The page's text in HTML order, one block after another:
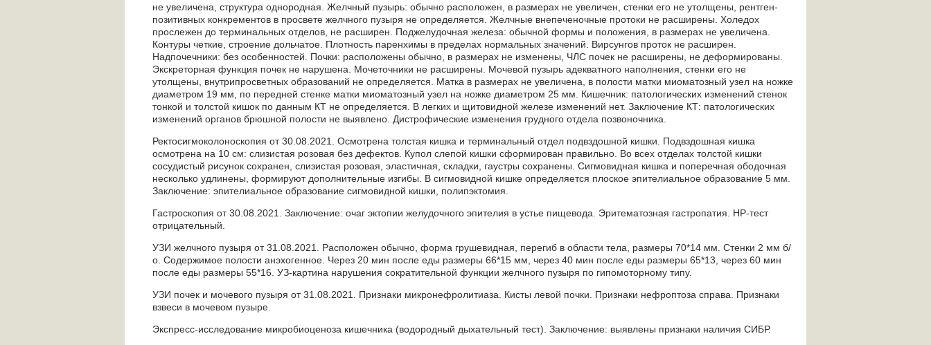
не увеличена, структура однородная. Желчный пузырь: обычно расположен, в размерах не увеличен, стенки его не утолщены, рентген-
позитивных конкрементов в просвете желчного пузыря не определяется. Желчные внепеченочные протоки не расширены. Холедох
прослежен до терминальных отделов, не расширен. Поджелудочная железа: обычной формы и положения, в размерах не увеличена.
Контуры четкие, строение дольчатое. Плотность паренхимы в пределах нормальных значений. Вирсунгов проток не расширен.
Надпочечники: без особенностей. Почки: расположены обычно, в размерах не изменены, ЧЛС почек не расширены, не деформированы.
Экскреторная функция почек не нарушена. Мочеточники не расширены. Мочевой пузырь адекватного наполнения, стенки его не
утолщены, внутрипросветных образований не определяется. Матка в размерах не увеличена, в полости матки миоматозный узел на ножке
диаметром 19 мм, по передней стенке матки миоматозный узел на ножке диаметром 25 мм. Кишечник: патологических изменений стенок
тонкой и толстой кишок по данным КТ не определяется. В легких и щитовидной железе изменений нет. Заключение КТ: патологических
изменений органов брюшной полости не выявлено. Дистрофические изменения грудного отдела позвоночника.
Ректосигмоколоноскопия от 30.08.2021. Осмотрена толстая кишка и терминальный отдел подвздошной кишки. Подвздошная кишка
осмотрена на 10 см: слизистая розовая без дефектов. Купол слепой кишки сформирован правильно. Во всех отделах толстой кишки
сосудистый рисунок сохранен, слизистая розовая, эластичная, складки, гаустры сохранены. Сигмовидная кишка и поперечная ободочная
несколько удлинены, формируют дополнительные изгибы. В сигмовидной кишке определяется плоское эпителиальное образование 5 мм.
Заключение: эпителиальное образование сигмовидной кишки, полипэктомия.
Гастроскопия от 30.08.2021. Заключение: очаг эктопии желудочного эпителия в устье пищевода. Эритематозная гастропатия. НР-тест
отрицательный.
УЗИ желчного пузыря от 31.08.2021. Расположен обычно, форма грушевидная, перегиб в области тела, размеры 70*14 мм. Стенки 2 мм б/
о. Содержимое полости анэхогенное. Через 20 мин после еды размеры 66*15 мм, через 40 мин после еды размеры 65*13, через 60 мин
после еды размеры 55*16. УЗ-картина нарушения сократительной функции желчного пузыря по гипомоторному типу.
УЗИ почек и мочевого пузыря от 31.08.2021. Признаки микронефролитиаза. Кисты левой почки. Признаки нефроптоза справа. Признаки
взвеси в мочевом пузыре.
Экспресс-исследование микробиоценоза кишечника (водородный дыхательный тест). Заключение: выявлены признаки наличия СИБР.